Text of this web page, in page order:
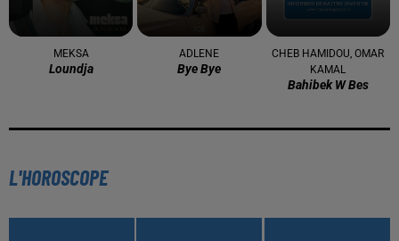
MEKSA
Loundja
ADLENE
Bye Bye
CHEB HAMIDOU, OMAR
KAMAL
Bahibek W Bes
L'HOROSCOPE